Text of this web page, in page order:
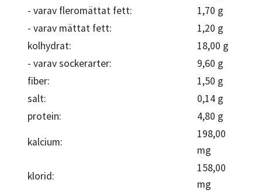
- varav fleromättat fett:
1,70 g
- varav mättat fett:
1,20 g
kolhydrat:
18,00 g
- varav sockerarter:
9,60 g
fiber:
1,50 g
salt:
0,14 g
protein:
4,80 g
kalcium:
198,00
mg
klorid:
158,00
mg